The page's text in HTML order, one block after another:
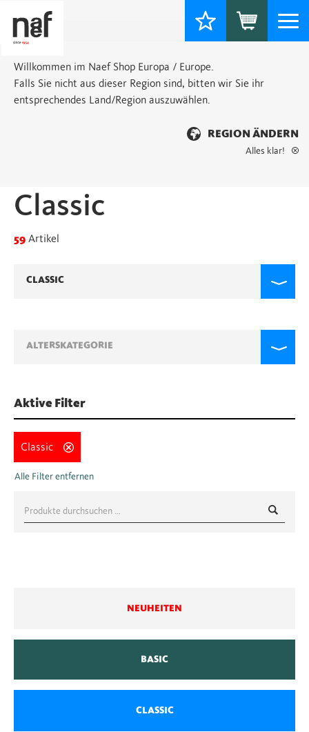
Willkommen im Naef Shop Europa / Europe.
Falls Sie nicht aus dieser Region sind, bitten wir Sie ihr
entsprechendes Land/Region auszuwählen.
REGION ÄNDERN
Alles klar!
Classic
59 Artikel
CLASSIC
ALTERSKATEGORIE
Aktive Filter
Classic
Suche
nach:
NEUHEITEN
BASIC
CLASSIC